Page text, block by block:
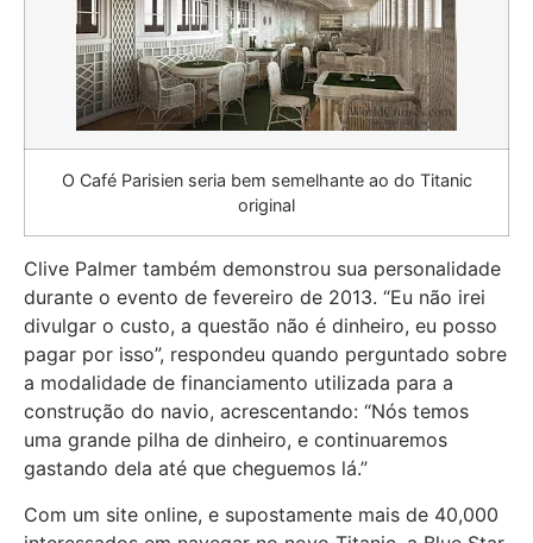
O Café Parisien seria bem semelhante ao do Titanic
original
Clive Palmer também demonstrou sua personalidade
durante o evento de fevereiro de 2013. “Eu não irei
divulgar o custo, a questão não é dinheiro, eu posso
pagar por isso”, respondeu quando perguntado sobre
a modalidade de financiamento utilizada para a
construção do navio, acrescentando: “Nós temos
uma grande pilha de dinheiro, e continuaremos
gastando dela até que cheguemos lá.”
Com um site online, e supostamente mais de 40,000